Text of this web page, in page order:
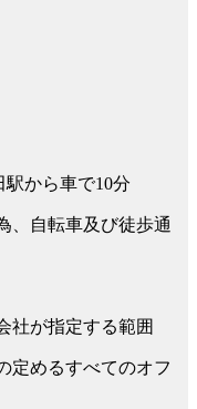
駅から車で10分
、自転車及び徒歩通
社が指定する範囲
定めるすべてのオフ